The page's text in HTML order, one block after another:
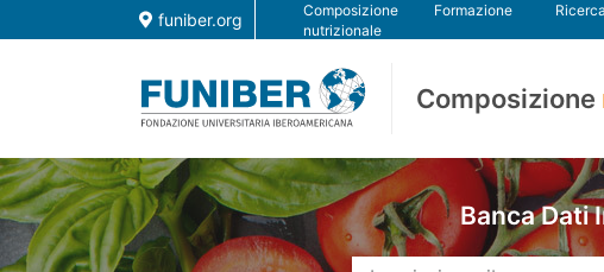
funiber.org
Composizione
nutrizionale
Formazione Ricerca
Composizione
Banca Dati